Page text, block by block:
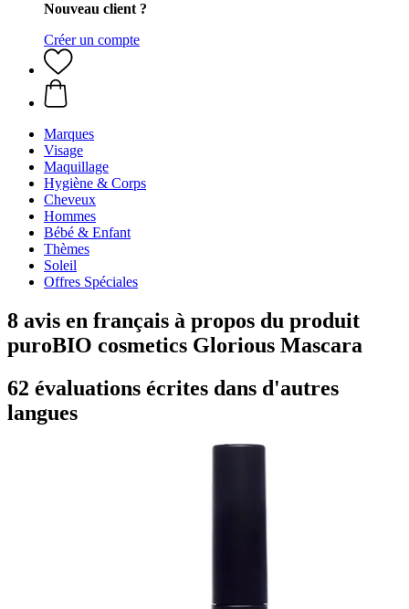
Nouveau client ?
Créer un compte
Marques
Visage
Maquillage
Hygiène & Corps
Cheveux
Hommes
Bébé & Enfant
Thèmes
Soleil
Offres Spéciales
8 avis en français à propos du produit
puroBIO cosmetics Glorious Mascara
62 évaluations écrites dans d'autres
langues